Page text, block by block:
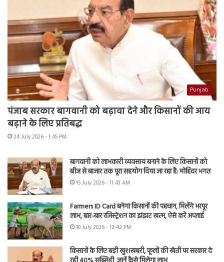
Punjab
पंजाब सरकार बागवानी को बढ़ावा देने और किसानों की आय
बढ़ाने के लिए प्रतिबद्ध
24 July 2026 - 1:45 PM
बागवानी को लाभकारी व्यवसाय बनाने के लिए किसानों को
बीज से बाजार तक पूरा सहयोग दिया जा रहा है: मोहिंदर भगत
15 July 2026 - 11:43 AM
Farmers ID Card बनेगा किसानों की पहचान, मिलेंगे भरपूर
लाभ, बार-बार रजिस्ट्रेशन का झंझट खत्म, ऐसे करें अप्लाई
10 July 2026 - 12:42 PM
किसानों के लिए बड़ी खुशखबरी, फूलों की खेती पर सरकार दे